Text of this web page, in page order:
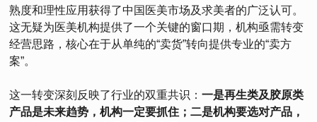
熟度和理性应用获得了中国医美市场及求美者的广泛认可。
这无疑为医美机构提供了一个关键的窗口期，机构亟需转变
经营思路，核心在于从单纯的“卖货”转向提供专业的“卖方
案”。
这一转变深刻反映了行业的双重共识：一是再生类及胶原类
产品是未来趋势，机构一定要抓住；二是机构要选对产品，